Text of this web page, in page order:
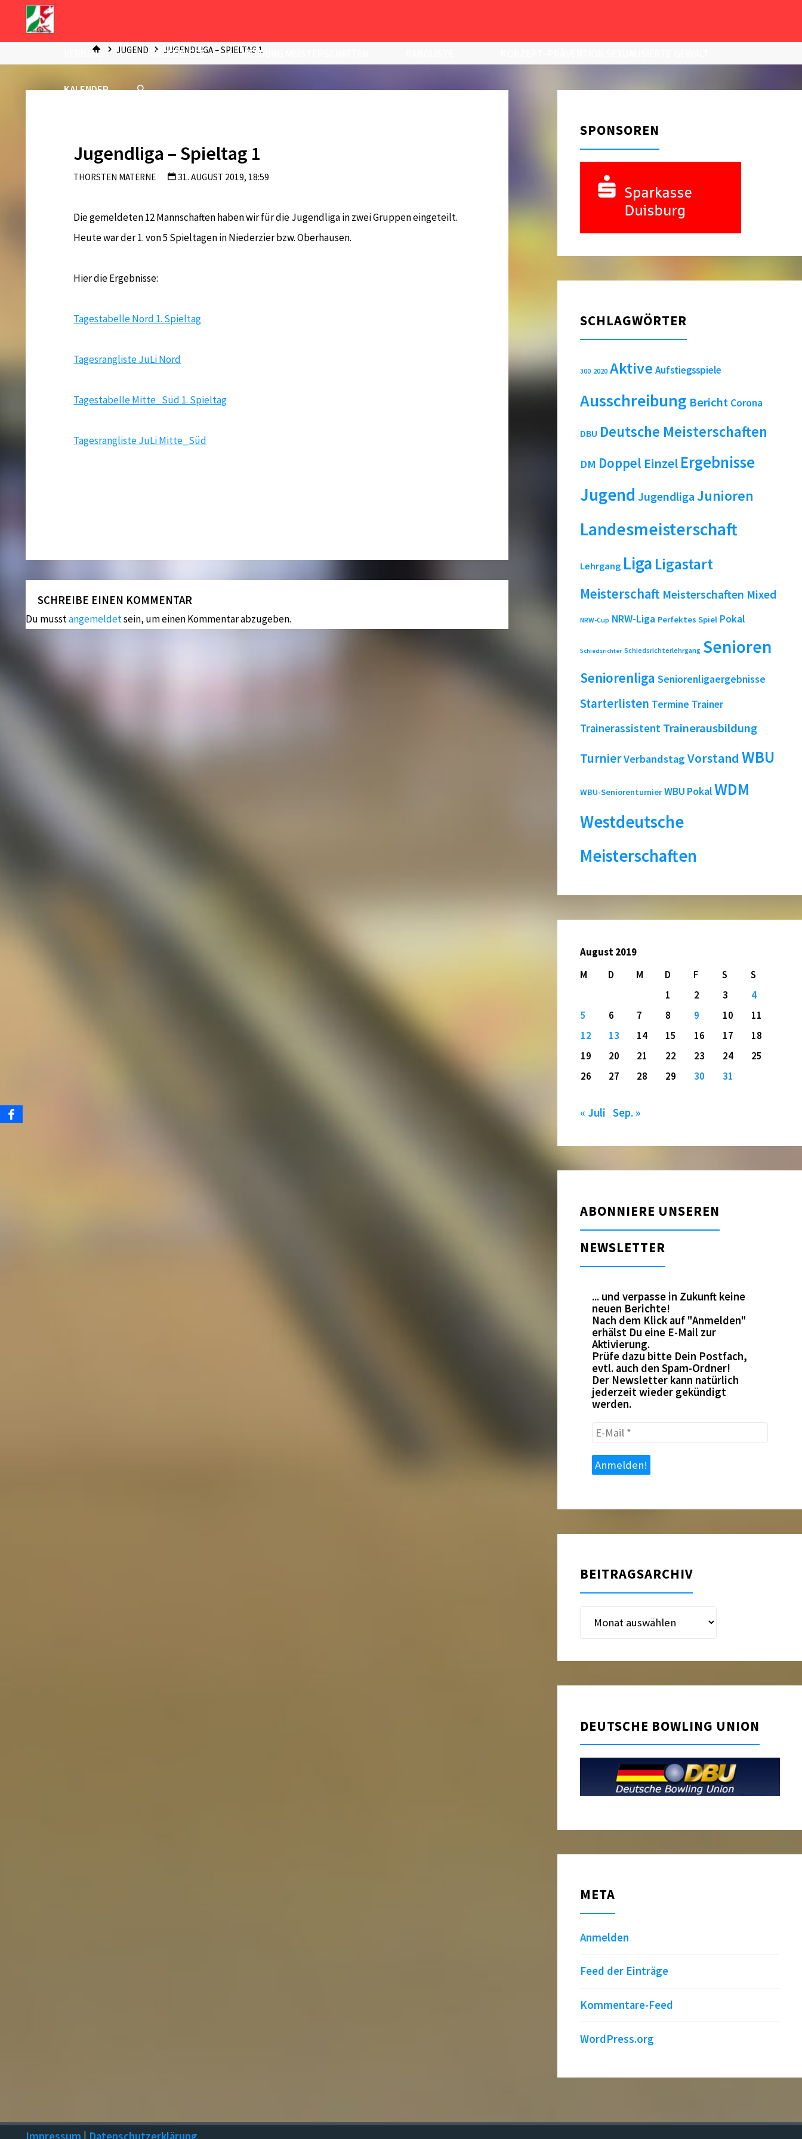
VERBAND ERGEBNISSE MELDUNG MEISTERSCHAFTEN
KALENDER
START
JUGEND JUGENDLIGA – SPIELTAG 1
Jugendliga – Spieltag 1
THORSTEN MATERNE 31. AUGUST 2019, 18:59
Die gemeldeten 12 Mannschaften haben wir für die Jugendliga in zwei Gruppen eingeteilt.
Heute war der 1. von 5 Spieltagen in Niederzier bzw. Oberhausen.
Hier die Ergebnisse:
Tagestabelle Nord 1. Spieltag
Tagesrangliste JuLi Nord
Tagestabelle Mitte_Süd 1. Spieltag
Tagesrangliste JuLi Mitte_Süd
SCHREIBE EINEN KOMMENTAR
Du musstangemeldetsein, um einen Kommentar abzugeben.
SPONSOREN
SCHLAGWÖRTER
300 2020 Aktive Aufstiegsspiele
Ausschreibung Bericht Corona
DBU Deutsche Meisterschaften
DM Doppel Einzel Ergebnisse
Jugend Jugendliga Junioren
Landesmeisterschaft
Lehrgang Liga Ligastart
Meisterschaft Meisterschaften Mixed
NRW-Cup NRW-Liga Perfektes Spiel Pokal
Schiedsrichter Schiedsrichterlehrgang Senioren
Seniorenliga Seniorenligaergebnisse
Starterlisten Termine Trainer
Trainerassistent Trainerausbildung
TurnierVerbandstag Vorstand WBU
WBU-Seniorenturnier WBU PokalWDM
Westdeutsche
Meisterschaften
August 2019
M
D M D F S
S
1
2 3
4
5
6 7 8 9 10
11
12
13 14 15 16 17
18
19
20 21 22 23 24
25
26
27 28 29 30 31
« Juli Sep. »
ABONNIERE UNSEREN
NEWSLETTER
... und verpasse in Zukunft keine
neuen Berichte!
Nach dem Klick auf "Anmelden"
erhälst Du eine E-Mail zur
Aktivierung.
Prüfe dazu bitte Dein Postfach,
evtl. auch den Spam-Ordner!
Der Newsletter kann natürlich
jederzeit wieder gekündigt
werden.
E-
Mail
BEITRAGSARCHIV
Beitragsarchiv
DEUTSCHE BOWLING UNION
META
Anmelden
Feed der Einträge
Kommentare-Feed
WordPress.org